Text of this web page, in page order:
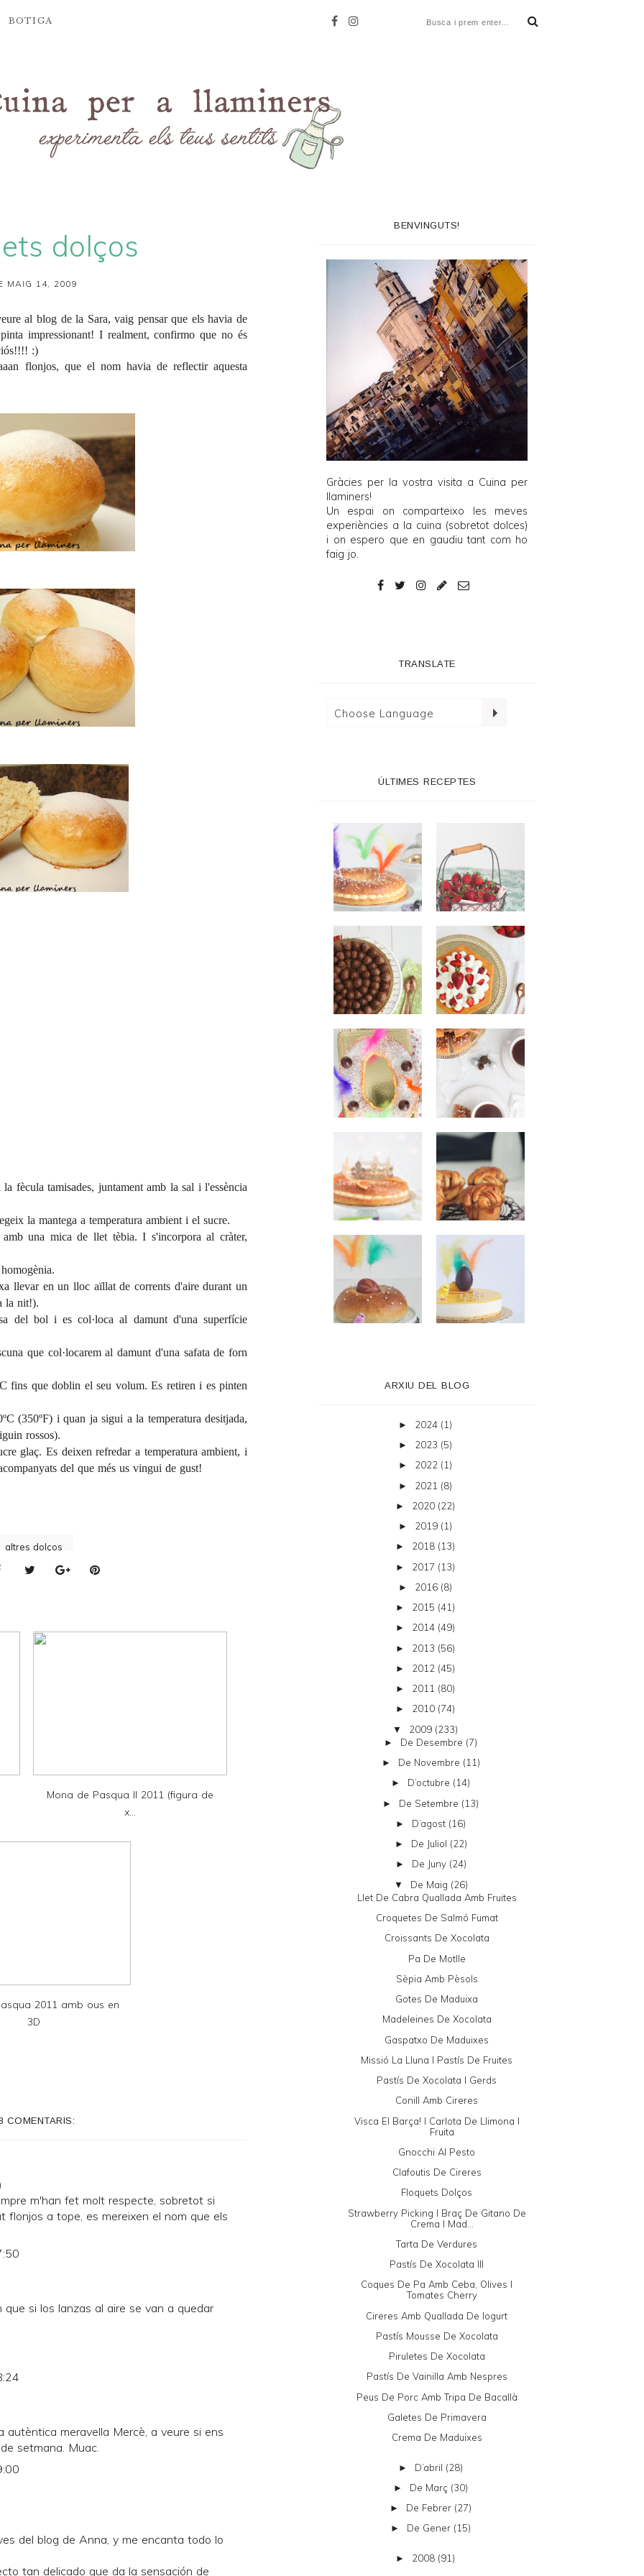
BOTIGA
dolços
MAIG 14, 2009
al blog de la Sara, vaig pensar que els havia de
impressionant! I realment, confirmo que no és
:)
flonjos, que el nom havia de reflectir aquesta
fècula tamisades, juntament amb la sal i l'essència
la mantega a temperatura ambient i el sucre.
una mica de llet tèbia. I s'incorpora al cràter,
llevar en un lloc aïllat de corrents d'aire durant un
la nit!).
del bol i es col·loca al damunt d'una superfície
que col·locarem al damunt d'una safata de forn
fins que doblin el seu volum. Es retiren i es pinten
(350ºF) i quan ja sigui a la temperatura desitjada,
rossos).
glaç. Es deixen refredar a temperatura ambient, i
del que més us vingui de gust!
altres dolços
Mona de Pasqua II 2011 (figura de
x...
2011 amb ous en
3D
COMENTARIS:
m'han fet molt respecte, sobretot si
flonjos a tope, es mereixen el nom que els
que si los lanzas al aire se van a quedar
autèntica meravella Mercè, a veure si ens
setmana. Muac.
del blog de Anna, y me encanta todo lo
tan delicado que da la sensación de
BENVINGUTS!
Gràcies per la vostra visita a Cuina per
llaminers!
Un espai on comparteixo les meves
experiències a la cuina (sobretot dolces)
i on espero que en gaudiu tant com ho
faig jo.
TRANSLATE
ÚLTIMES RECEPTES
ARXIU DEL BLOG
► 2024 (1)
► 2023 (5)
► 2022 (1)
► 2021 (8)
► 2020 (22)
► 2019 (1)
► 2018 (13)
► 2017 (13)
► 2016 (8)
► 2015 (41)
► 2014 (49)
► 2013 (56)
► 2012 (45)
► 2011 (80)
► 2010 (74)
▼ 2009 (233)
► De Desembre (7)
► De Novembre (11)
► D’octubre (14)
► De Setembre (13)
► D’agost (16)
► De Juliol (22)
► De Juny (24)
▼ De Maig (26)
Llet De Cabra Quallada Amb Fruites
Croquetes De Salmó Fumat
Croissants De Xocolata
Pa De Motlle
Sèpia Amb Pèsols
Gotes De Maduixa
Madeleines De Xocolata
Gaspatxo De Maduixes
Missió La Lluna I Pastís De Fruites
Pastís De Xocolata I Gerds
Conill Amb Cireres
Visca El Barça! I Carlota De Llimona I
Fruita
Gnocchi Al Pesto
Clafoutis De Cireres
Floquets Dolços
Strawberry Picking I Braç De Gitano De
Crema I Mad...
Tarta De Verdures
Pastís De Xocolata III
Coques De Pa Amb Ceba, Olives I
Tomates Cherry
Cireres Amb Quallada De Iogurt
Pastís Mousse De Xocolata
Piruletes De Xocolata
Pastís De Vainilla Amb Nespres
Peus De Porc Amb Tripa De Bacallà
Galetes De Primavera
Crema De Maduixes
► D’abril (28)
► De Març (30)
► De Febrer (27)
► De Gener (15)
► 2008 (91)